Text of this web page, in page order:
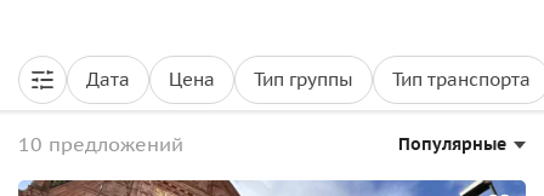
Дата Цена Тип группы Тип транспорта
10 предложений Популярные